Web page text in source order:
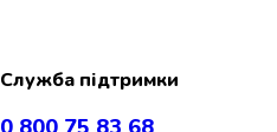
Служба підтримки